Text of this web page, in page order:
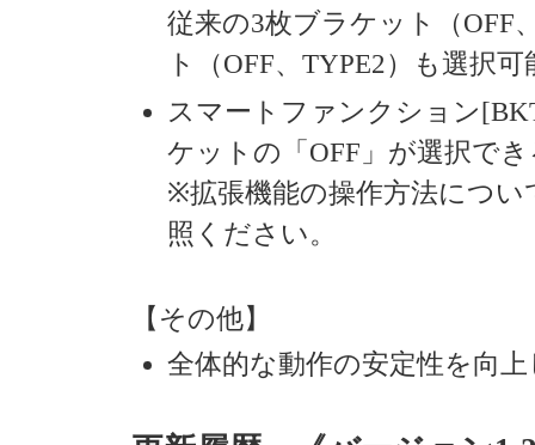
従来の3枚ブラケット（OFF
ト（OFF、TYPE2）も選択
スマートファンクション
ケットの「OFF」が選択で
※拡張機能の操作方法につい
照ください。
【その他】
全体的な動作の安定性を向